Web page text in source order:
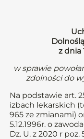
z dnia
w sprawie
zdolności do
Na podstawie art.
izbach lekarskich
965 ze zmianami)
5.12.1996r. o
Dz. U. z 2020 r